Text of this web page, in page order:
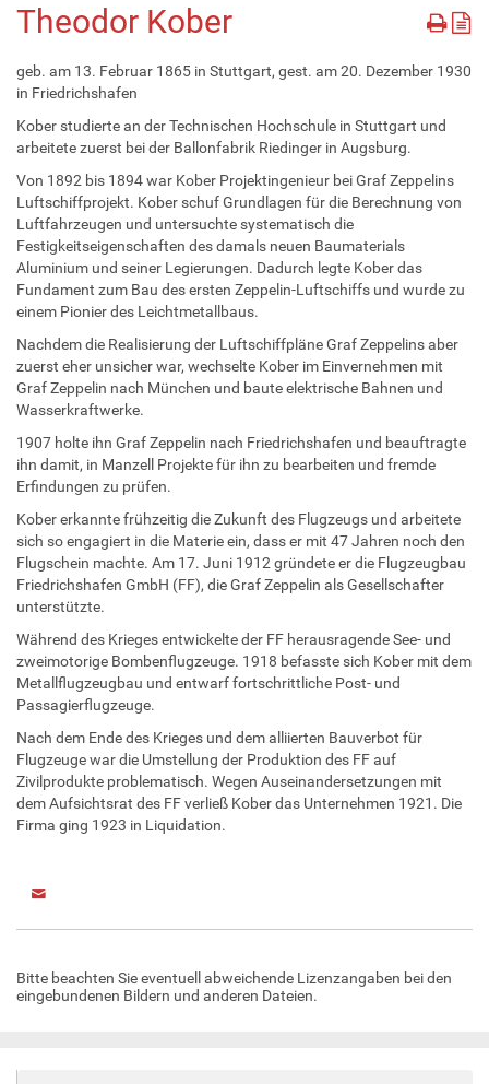
Theodor Kober
geb. am 13. Februar 1865 in Stuttgart, gest. am 20. Dezember 1930
in Friedrichshafen
Kober studierte an der Technischen Hochschule in Stuttgart und
arbeitete zuerst bei der Ballonfabrik Riedinger in Augsburg.
Von 1892 bis 1894 war Kober Projektingenieur bei Graf Zeppelins
Luftschiffprojekt. Kober schuf Grundlagen für die Berechnung von
Luftfahrzeugen und untersuchte systematisch die
Festigkeitseigenschaften des damals neuen Baumaterials
Aluminium und seiner Legierungen. Dadurch legte Kober das
Fundament zum Bau des ersten Zeppelin-Luftschiffs und wurde zu
einem Pionier des Leichtmetallbaus.
Nachdem die Realisierung der Luftschiffpläne Graf Zeppelins aber
zuerst eher unsicher war, wechselte Kober im Einvernehmen mit
Graf Zeppelin nach München und baute elektrische Bahnen und
Wasserkraftwerke.
1907 holte ihn Graf Zeppelin nach Friedrichshafen und beauftragte
ihn damit, in Manzell Projekte für ihn zu bearbeiten und fremde
Erfindungen zu prüfen.
Kober erkannte frühzeitig die Zukunft des Flugzeugs und arbeitete
sich so engagiert in die Materie ein, dass er mit 47 Jahren noch den
Flugschein machte. Am 17. Juni 1912 gründete er die Flugzeugbau
Friedrichshafen GmbH (FF), die Graf Zeppelin als Gesellschafter
unterstützte.
Während des Krieges entwickelte der FF herausragende See- und
zweimotorige Bombenflugzeuge. 1918 befasste sich Kober mit dem
Metallflugzeugbau und entwarf fortschrittliche Post- und
Passagierflugzeuge.
Nach dem Ende des Krieges und dem alliierten Bauverbot für
Flugzeuge war die Umstellung der Produktion des FF auf
Zivilprodukte problematisch. Wegen Auseinandersetzungen mit
dem Aufsichtsrat des FF verließ Kober das Unternehmen 1921. Die
Firma ging 1923 in Liquidation.
Bitte beachten Sie eventuell abweichende Lizenzangaben bei den
eingebundenen Bildern und anderen Dateien.